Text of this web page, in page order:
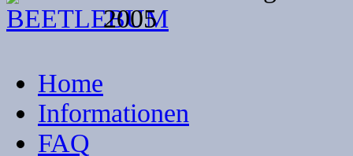
Home
Informationen
FAQ